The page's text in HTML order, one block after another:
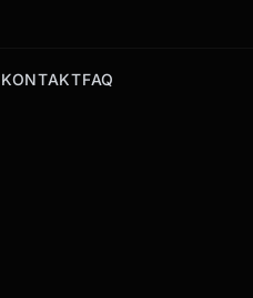
KONTAKTFAQ